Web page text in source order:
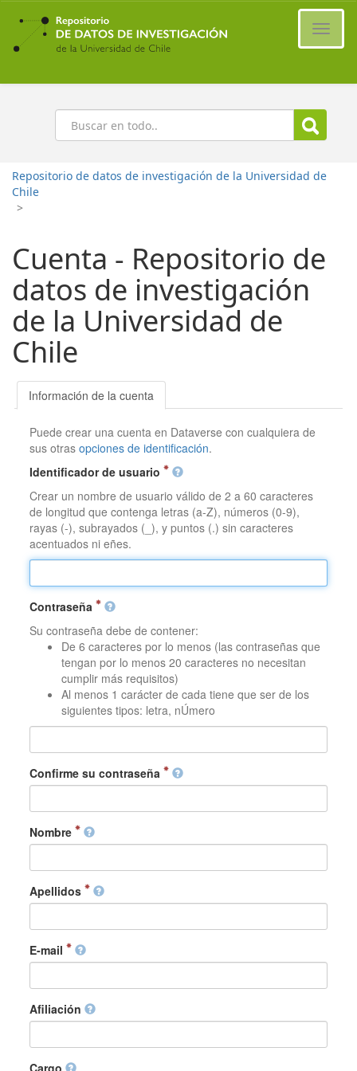
Ir
contenido
principal
Buscar
Repositorio de datos de investigación de la Universidad de
Chile
>
Cuenta - Repositorio de
datos de investigación
de la Universidad de
Chile
Información de la cuenta
Puede crear una cuenta en Dataverse con cualquiera de
sus otrasopciones de identificación.
Identificador de usuario
Crear un nombre de usuario válido de 2 a 60 caracteres
de longitud que contenga letras (a-Z), números (0-9),
rayas (-), subrayados (_), y puntos (.) sin caracteres
acentuados ni eñes.
Contraseña
Su contraseña debe de contener:
De 6 caracteres por lo menos (las contraseñas que
tengan por lo menos 20 caracteres no necesitan
cumplir más requisitos)
Al menos 1 carácter de cada tiene que ser de los
siguientes tipos: letra, nÚmero
Confirme su contraseña
Nombre
Apellidos
E-mail
Afiliación
Cargo